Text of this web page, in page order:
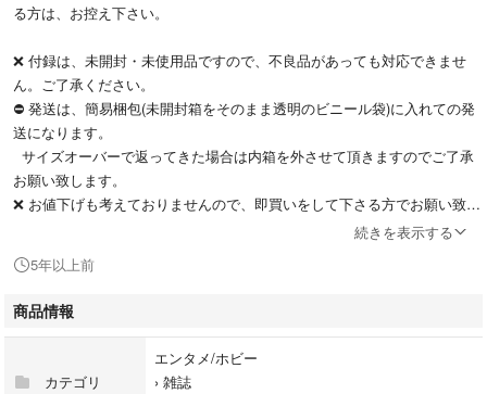
る方は、お控え下さい。
❌ 付録は、未開封・未使用品ですので、不良品があっても対応できませ
ん。ご了承ください。
⛔ 発送は、簡易梱包(未開封箱をそのまま透明のビニール袋)に入れての発
送になります。
サイズオーバーで返ってきた場合は内箱を外させて頂きますのでご了承
お願い致します。
❌ お値下げも考えておりませんので、即買いをして下さる方でお願い致し
かもしれませんので、お許し頂ける方でお願い致します。
GLOW (グロー) 2019年 12月 1,080円
TATRAS＆STRADA EST（タトラス＆ストラダエスト）キルティングBIG
続きを表示する
5年以上前
商品情報
カテゴリ
エンタメ/ホビー
› 雑誌